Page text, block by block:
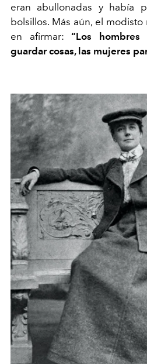
eran abullonadas y había
bolsillos. Más aún, el
en afirmar: “Los
guardar cosas, las mujeres